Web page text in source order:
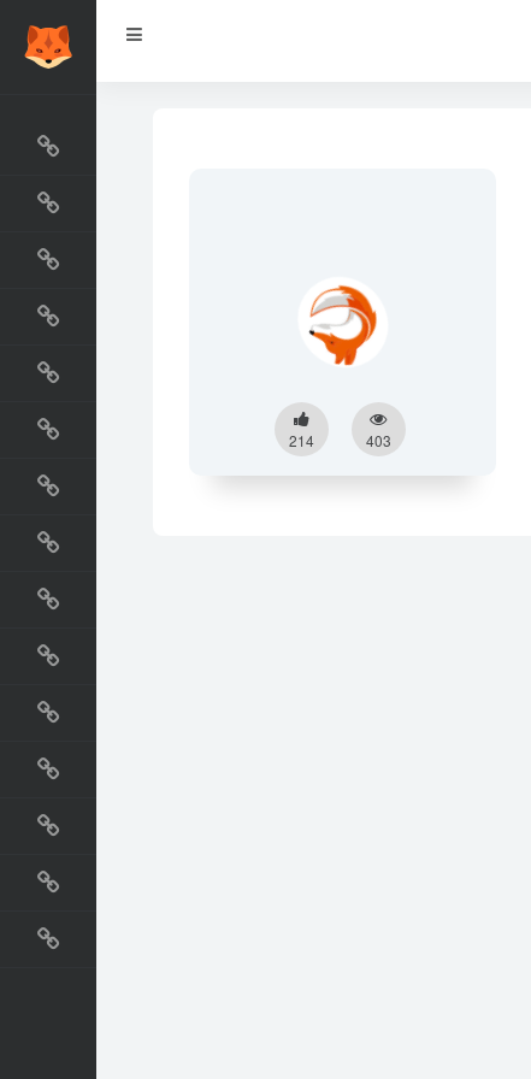
最新收录
网站资源榜
交流排行榜
金融排行榜
阅读排行榜
工具排行榜
设计排行榜
国外网站
生活
直播
动漫
电影
教程
纪录片
214 403